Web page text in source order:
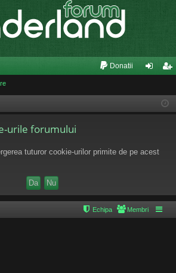
Donatii
re
eg
urile forumului
tuturor cookie-urilor primite de pe acest
Membri
Echipa